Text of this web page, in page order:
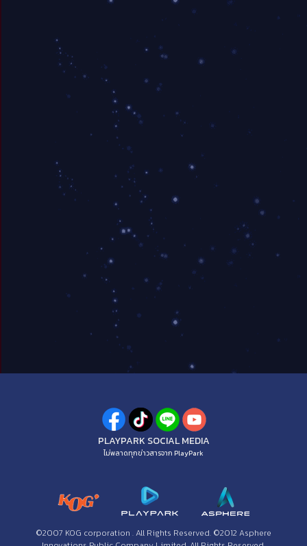
PLAYPARK SOCIAL MEDIA
ไม่พลาดทุกข่าวสารจาก PlayPark
©2007 KOG corporation . All Rights Reserved. ©2012 Asphere